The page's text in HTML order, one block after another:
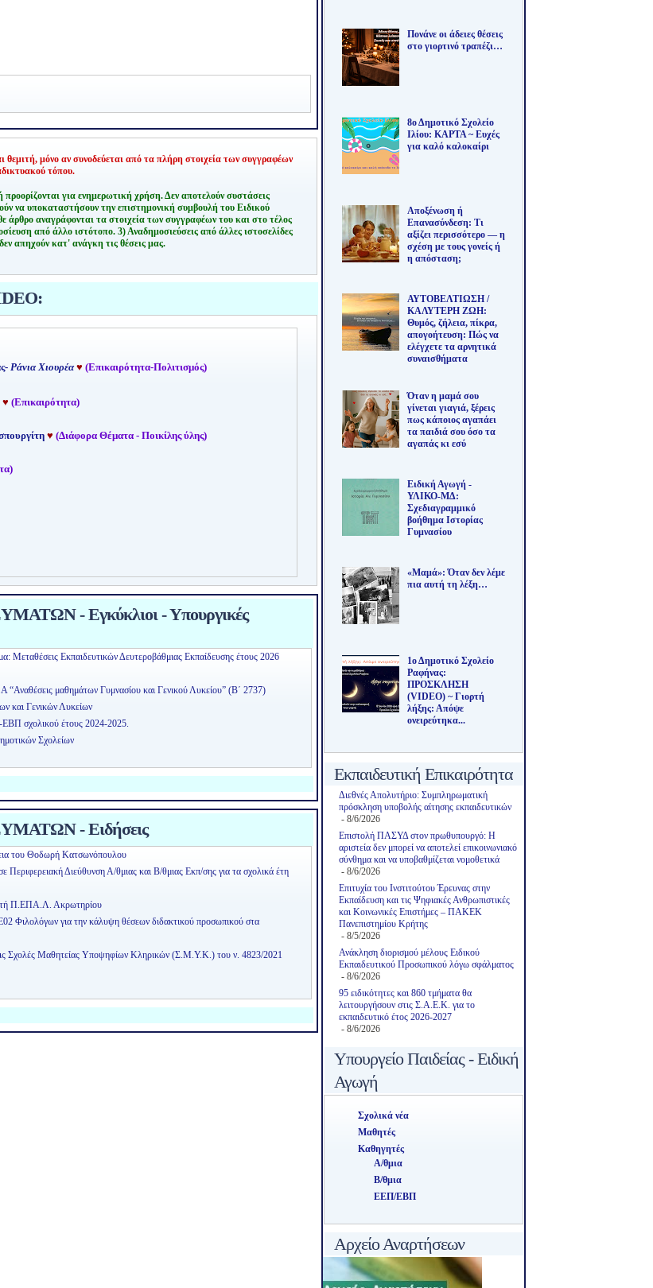
θεμιτή, μόνο αν συνοδεύεται από τα πλήρη στοιχεία των συγγραφέων
τόπου.
για ενημερωτική χρήση. Δεν αποτελούν συστάσεις
να υποκαταστήσουν την επιστημονική συμβουλή του Ειδικού
άρθρο αναγράφονται τα στοιχεία των συγγραφέων του και στο τέλος
από άλλο ιστότοπο. 3) Αναδημοσιεύσεις από άλλες ιστοσελίδες
απηχούν κατ' ανάγκη τις θέσεις μας.
Ράνια Χιουρέα ♥ (Επικαιρότητα-Πολιτισμός)
♥ (Επικαιρότητα)
♥ (Διάφορα Θέματα - Ποικίλης ύλης)
- Εγκύκλιοι - Υπουργικές
Εκπαιδευτικών Δευτεροβάθμιας Εκπαίδευσης έτους 2026
μαθημάτων Γυμνασίου και Γενικού Λυκείου” (Β΄ 2737)
και Γενικών Λυκείων
σχολικού έτους 2024-2025.
Σχολείων
- Ειδήσεις
του Θοδωρή Κατσωνόπουλου
Διεύθυνση Α/θμιας και Β/θμιας Εκπ/σης για τα σχολικά έτη
Π.ΕΠΑ.Λ. Ακρωτηρίου
Φιλολόγων για την κάλυψη θέσεων διδακτικού προσωπικού στα
Σχολές Μαθητείας Υποψηφίων Κληρικών (Σ.Μ.Υ.Κ.) του ν. 4823/2021
Πονάνε οι άδειες θέσεις
στο γιορτινό τραπέζι…
8ο Δημοτικό Σχολείο
Ιλίου: ΚΑΡΤΑ ~ Ευχές
για καλό καλοκαίρι
Αποξένωση ή
Επανασύνδεση: Τι
αξίζει περισσότερο — η
σχέση με τους γονείς ή
η απόσταση;
ΑΥΤΟΒΕΛΤΙΩΣΗ /
ΚΑΛΥΤΕΡΗ ΖΩΗ:
Θυμός, ζήλεια, πίκρα,
απογοήτευση: Πώς να
ελέγχετε τα αρνητικά
συναισθήματα
Όταν η μαμά σου
γίνεται γιαγιά, ξέρεις
πως κάποιος αγαπάει
τα παιδιά σου όσο τα
αγαπάς κι εσύ
Ειδική Αγωγή -
ΥΛΙΚΟ-ΜΔ:
Σχεδιαγραμμικό
βοήθημα Ιστορίας
Γυμνασίου
«Μαμά»: Όταν δεν λέμε
πια αυτή τη λέξη…
1ο Δημοτικό Σχολείο
Ραφήνας:
ΠΡΟΣΚΛΗΣΗ
(VIDEO) ~ Γιορτή
λήξης: Απόψε
ονειρεύτηκα...
Εκπαιδευτική Επικαιρότητα
Διεθνές Απολυτήριο: Συμπληρωματική
πρόσκληση υποβολής αίτησης εκπαιδευτικών
- 8/6/2026
Επιστολή ΠΑΣΥΔ στον πρωθυπουργό: Η
αριστεία δεν μπορεί να αποτελεί επικοινωνιακό
σύνθημα και να υποβαθμίζεται νομοθετικά
- 8/6/2026
Επιτυχία του Ινστιτούτου Έρευνας στην
Εκπαίδευση και τις Ψηφιακές Ανθρωπιστικές
και Κοινωνικές Επιστήμες – ΠΑΚΕΚ
Πανεπιστημίου Κρήτης
- 8/5/2026
Ανάκληση διορισμού μέλους Ειδικού
Εκπαιδευτικού Προσωπικού λόγω σφάλματος
- 8/6/2026
95 ειδικότητες και 860 τμήματα θα
λειτουργήσουν στις Σ.Α.Ε.Κ. για το
εκπαιδευτικό έτος 2026-2027
- 8/6/2026
Υπουργείο Παιδείας - Ειδική
Αγωγή
Σχολικά νέα
Μαθητές
Καθηγητές
Α/θμια
Β/θμια
ΕΕΠ/ΕΒΠ
Αρχείο Αναρτήσεων